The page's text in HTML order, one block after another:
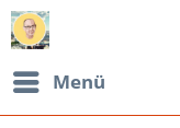
Menü